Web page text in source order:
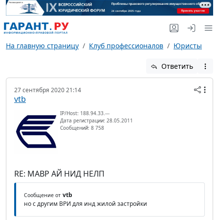
На главную страницу Клуб профессионалов Юристы
Ответить
27 сентября 2020 21:14
vtb
IP/Host: 188.94.33.---
Дата регистрации: 28.05.2011
Сообщений: 8 758
RE: МАВР АЙ НИД НЕЛП
Сообщение от vtb
но с другим ВРИ для инд жилой застройки